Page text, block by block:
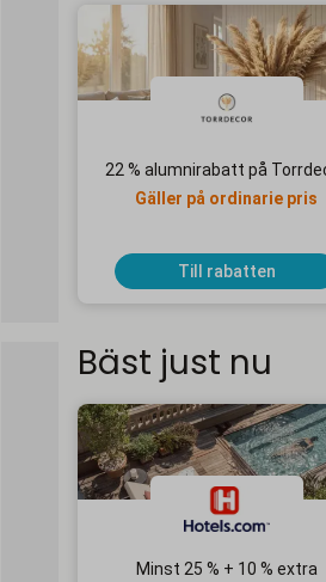
22 % alumnirabatt på
Gäller på ordinarie pris
Till rabatten
Bäst just nu
Minst 25 % + 10 % extra